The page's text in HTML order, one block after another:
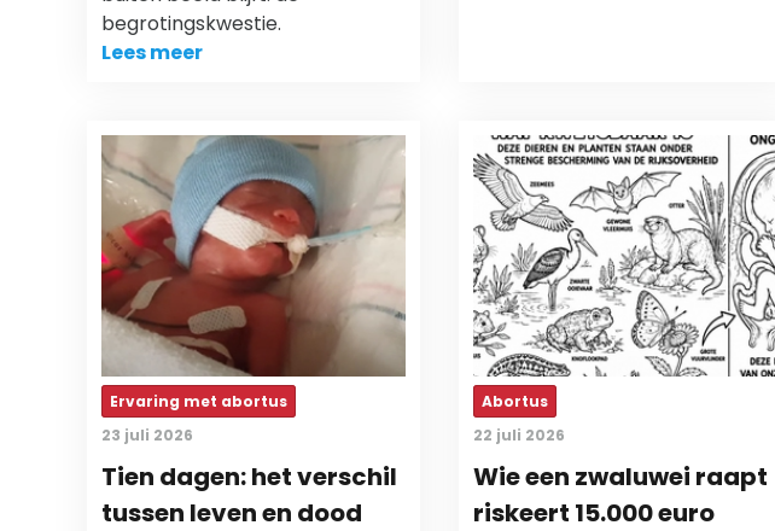
begrotingskwestie.
Lees meer
Ervaring met abortus
23 juli 2026
Tien dagen: het verschil
tussen leven en dood
Abortus
22 juli 2026
Wie een zwaluwei raapt
riskeert 15.000 euro